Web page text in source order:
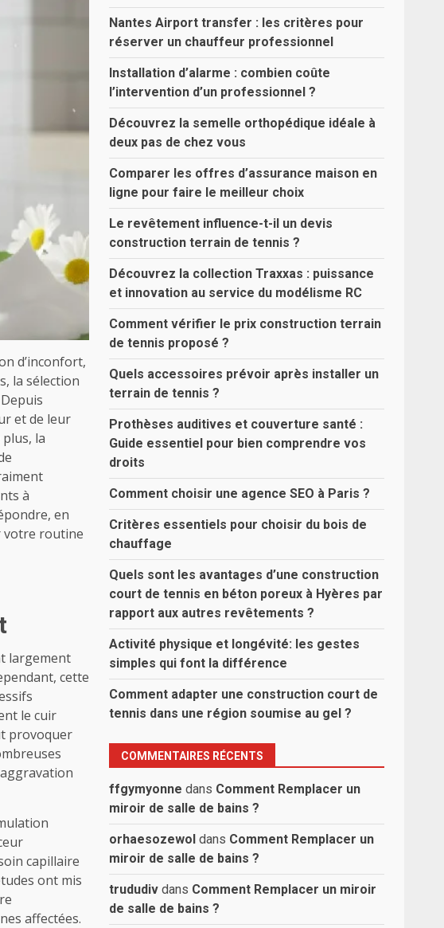
d’inconfort,
la sélection
et de leur
la
à
en
votre routine
largement
cette
le cuir
provoquer
capillaire
ont mis
affectées.
Nantes Airport transfer : les critères pour
réserver un chauffeur professionnel
Installation d’alarme : combien coûte
l’intervention d’un professionnel ?
Découvrez la semelle orthopédique idéale à
deux pas de chez vous
Comparer les offres d’assurance maison en
ligne pour faire le meilleur choix
Le revêtement influence-t-il un devis
construction terrain de tennis ?
Découvrez la collection Traxxas : puissance
et innovation au service du modélisme RC
Comment vérifier le prix construction terrain
de tennis proposé ?
Quels accessoires prévoir après installer un
terrain de tennis ?
Prothèses auditives et couverture santé :
Guide essentiel pour bien comprendre vos
droits
Comment choisir une agence SEO à Paris ?
Critères essentiels pour choisir du bois de
chauffage
Quels sont les avantages d’une construction
court de tennis en béton poreux à Hyères par
rapport aux autres revêtements ?
Activité physique et longévité: les gestes
simples qui font la différence
Comment adapter une construction court de
tennis dans une région soumise au gel ?
COMMENTAIRES RÉCENTS
ffgymyonne dans Comment Remplacer un
miroir de salle de bains ?
orhaesozewol dans Comment Remplacer un
miroir de salle de bains ?
trududiv dans Comment Remplacer un miroir
de salle de bains ?